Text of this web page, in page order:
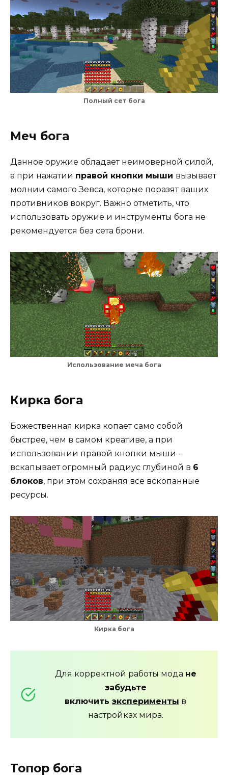
Полный сет бога
Меч бога
Данное оружие обладает неимоверной силой,
а при нажатии правой кнопки мыши вызывает
молнии самого Зевса, которые поразят ваших
противников вокруг. Важно отметить, что
использовать оружие и инструменты бога не
рекомендуется без сета брони.
Использование меча бога
Кирка бога
Божественная кирка копает само собой
быстрее, чем в самом креативе, а при
использовании правой кнопки мыши –
вскапывает огромный радиус глубиной в 6
блоков, при этом сохраняя все вскопанные
ресурсы.
Кирка бога
Для корректной работы мода не
забудьте
включить эксперименты в
настройках мира.
Топор бога